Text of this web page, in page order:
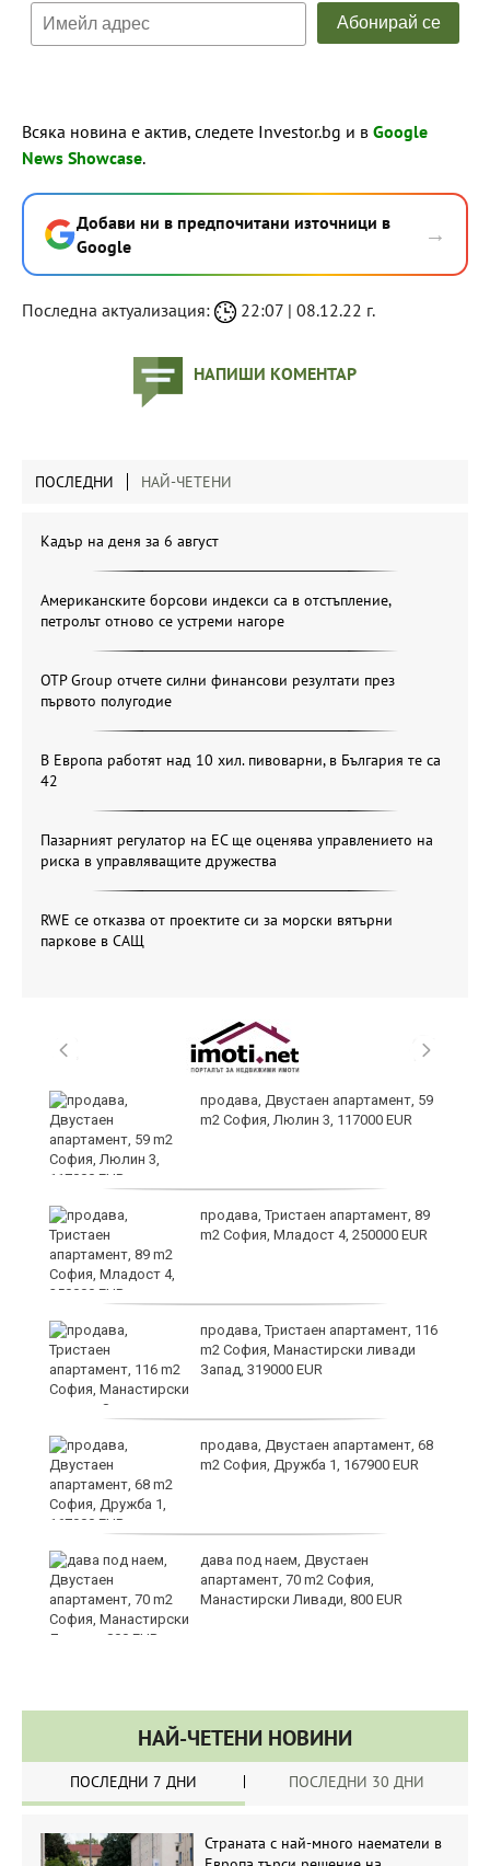
Всяка новина е актив, следете Investor.bg и в Google
News Showcase.
Добави ни в предпочитани източници в
Google
→
Последна актуализация: 22:07 | 08.12.22 г.
НАПИШИ КОМЕНТАР
ПОСЛЕДНИ НАЙ-ЧЕТЕНИ
Кадър на деня за 6 август
Американските борсови индекси са в отстъпление,
петролът отново се устреми нагоре
OTP Group отчете силни финансови резултати през
първото полугодие
В Европа работят над 10 хил. пивоварни, в България те са
42
Пазарният регулатор на ЕС ще оценява управлението на
риска в управляващите дружества
RWE се отказва от проектите си за морски вятърни
паркове в САЩ
продава, Двустаен апартамент, 59
m2 София, Люлин 3, 117000 EUR
продава, Тристаен апартамент, 89
m2 София, Младост 4, 250000 EUR
продава, Тристаен апартамент, 116
m2 София, Манастирски ливади
Запад, 319000 EUR
продава, Двустаен апартамент, 68
m2 София, Дружба 1, 167900 EUR
дава под наем, Двустаен
апартамент, 70 m2 София,
Манастирски Ливади, 800 EUR
НАЙ-ЧЕТЕНИ НОВИНИ
ПОСЛЕДНИ 7 ДНИ ПОСЛЕДНИ 30 ДНИ
Страната с най-много наематели в